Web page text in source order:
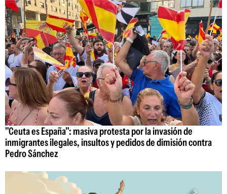
"Ceuta es España": masiva protesta por la invasión de
inmigrantes ilegales, insultos y pedidos de dimisión contra
Pedro Sánchez